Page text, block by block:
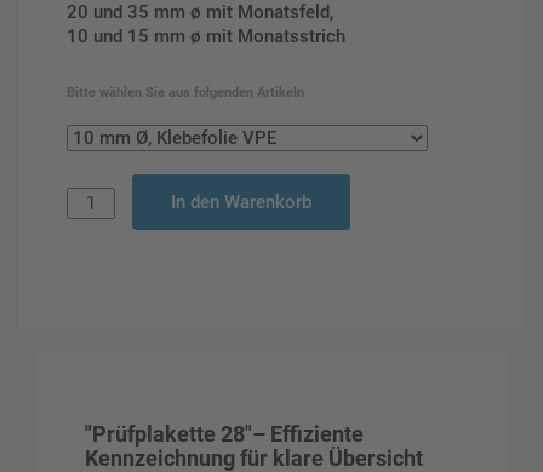
20 und 35 mm ø mit Monatsfeld,
10 und 15 mm ø mit Monatsstrich
Bitte wählen Sie aus folgenden Artikeln
In den Warenkorb
"Prüfplakette 28"– Effiziente
Kennzeichnung für klare Übersicht